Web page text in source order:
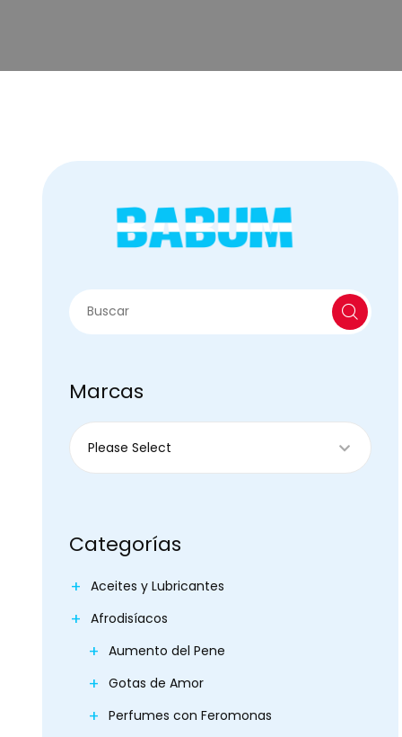
Marcas
Categorías
Aceites y Lubricantes
Afrodisíacos
Aumento del Pene
Gotas de Amor
Perfumes con Feromonas